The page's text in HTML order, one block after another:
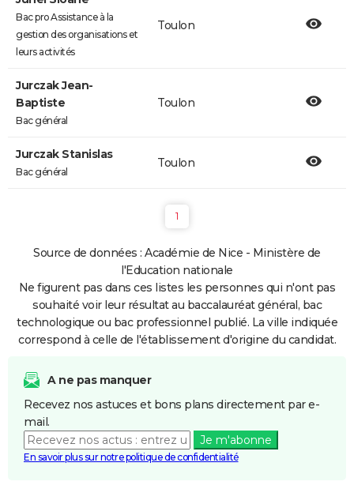
Bac pro Assistance à la
gestion des organisations et
leurs activités
Toulon
Jurczak Jean-
Baptiste
Bac général
Toulon
Jurczak Stanislas
Bac général
Toulon
1
Source de données : Académie de Nice - Ministère de
l'Education nationale
Ne figurent pas dans ces listes les personnes qui n'ont pas
souhaité voir leur résultat au baccalauréat général, bac
technologique ou bac professionnel publié. La ville indiquée
correspond à celle de l'établissement d'origine du candidat.
A ne pas manquer
Recevez nos astuces et bons plans directement par e-
mail.
Je m'abonne
En savoir plus sur notre politique de confidentialité